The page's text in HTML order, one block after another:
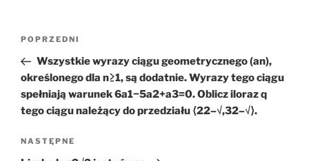
Nawigacja
Poprzedni
wpis
POPRZEDNI
Wszystkie wyrazy ciągu geometrycznego (an),
określonego dla n≥1, są dodatnie. Wyrazy tego ciągu
spełniają warunek 6a1−5a2+a3=0. Oblicz iloraz q
tego ciągu należący do przedziału ⟨22–√,32–√⟩.
Następny
NASTĘPNE